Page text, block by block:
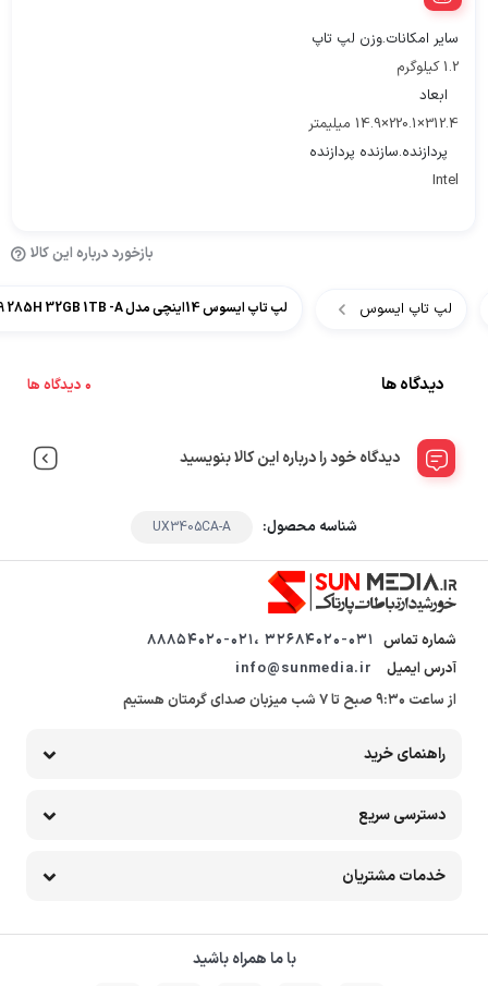
سایر امکانات.وزن لپ تاپ
1.2 کیلوگرم
ابعاد
312.4×220.1×14.9 میلیمتر
پردازنده.سازنده پردازنده
Intel
بازخورد درباره این کالا
لپ تاپ ایسوس لپ تاپ ایسوس 14اینچی مدل ASUS ZENBOOK UX3405 Ultra 9 285H 32GB 1TB -A
دیدگاه ها 0 دیدگاه ها
دیدگاه خود را درباره این کالا بنویسید
شناسه محصول: UX3405CA-A
شماره تماس 32684020-031 ،88854020-021
آدرس ایمیل
از ساعت 9:30 صبح تا 7 شب میزبان صدای گرمتان هستیم
راهنمای خرید
دسترسی سریع
خدمات مشتریان
با ما همراه باشید